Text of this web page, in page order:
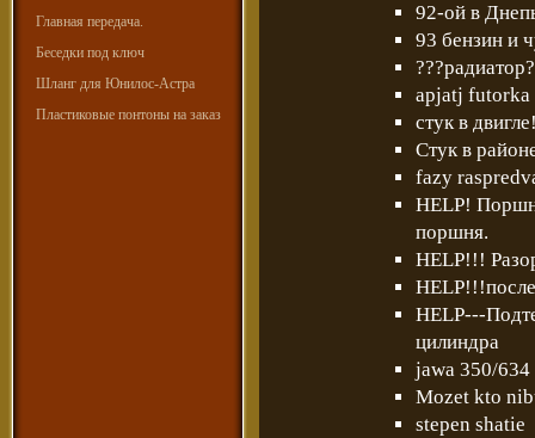
Главная передача.
Беседки под ключ
Шланг для Юнилос-Астра
Пластиковые понтоны на заказ
92-ой в
93 бензин и
apjatj futorka
cтук в
Cтук в
fazy
HELP!
поршня.
HELP!!!
HELP---
цилиндра
jawa 350/634
Mozet kto
stepen shatie